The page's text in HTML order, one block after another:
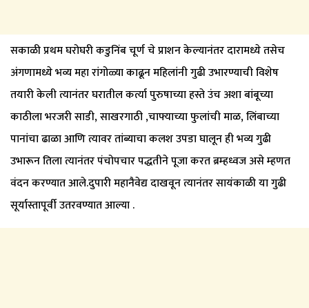
सकाळी प्रथम घरोघरी कडुनिंब चूर्ण चे प्राशन केल्यानंतर दारामध्ये तसेच
अंगणामध्ये भव्य महा रांगोळ्या काढून महिलांनी गुढी उभारण्याची विशेष
तयारी केली त्यानंतर घरातील कर्त्या पुरुषाच्या हस्ते उंच अशा बांबूच्या
काठीला भरजरी साडी, साखरगाठी ,चाफ्याच्या फुलांची माळ, लिंबाच्या
पानांचा ढाळा आणि त्यावर तांब्याचा कलश उपडा घालून ही भव्य गुढी
उभारून तिला त्यानंतर पंचोपचार पद्धतीने पूजा करत ब्रम्हध्वज असे म्हणत
वंदन करण्यात आले.दुपारी महानैवेद्य दाखवून त्यानंतर सायंकाळी या गुढी
सूर्यास्तापूर्वी उतरवण्यात आल्या .